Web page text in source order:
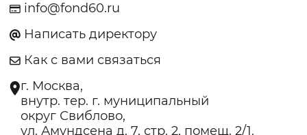
info@fond60.ru
Написать директору
Как с вами связаться
г. Москва,
внутр. тер. г. муниципальный
округ Свиблово,
ул. Амундсена д. 7, стр. 2, помещ. 2/1.